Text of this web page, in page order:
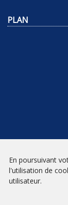
PLAN
NEWSLETTER
En poursuivant
l'utilisation de
utilisateur.